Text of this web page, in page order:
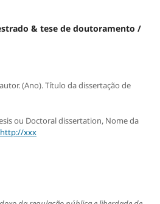
& tese de doutoramento /
(Ano). Título da dissertação de
ou Doctoral dissertation, Nome da
http://xxx